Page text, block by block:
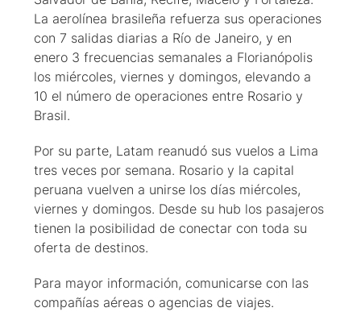
La aerolínea brasileña refuerza sus operaciones
con 7 salidas diarias a Río de Janeiro, y en
enero 3 frecuencias semanales a Florianópolis
los miércoles, viernes y domingos, elevando a
10 el número de operaciones entre Rosario y
Brasil.
Por su parte, Latam reanudó sus vuelos a Lima
tres veces por semana. Rosario y la capital
peruana vuelven a unirse los días miércoles,
viernes y domingos. Desde su hub los pasajeros
tienen la posibilidad de conectar con toda su
oferta de destinos.
Para mayor información, comunicarse con las
compañías aéreas o agencias de viajes.